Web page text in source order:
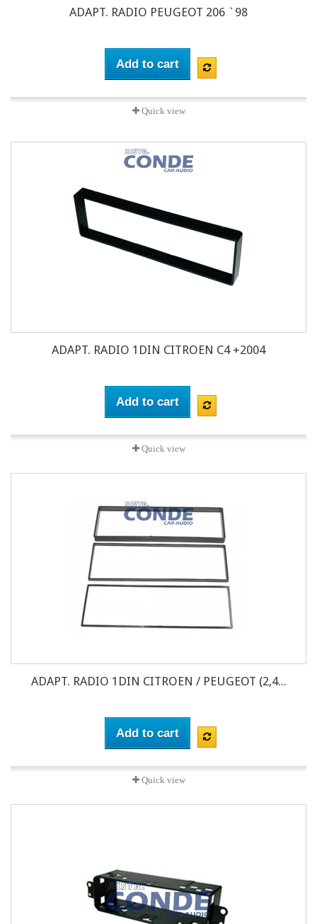
ADAPT. RADIO PEUGEOT 206 `98
Add to cart
Quick view
ADAPT. RADIO 1DIN CITROEN C4 +2004
Add to cart
Quick view
ADAPT. RADIO 1DIN CITROEN / PEUGEOT (2,4...
Add to cart
Quick view